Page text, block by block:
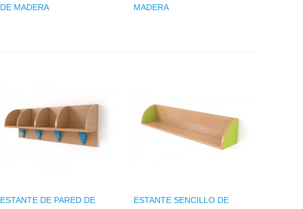
DE MADERA
MADERA
ESTANTE DE PARED DE
ESTANTE SENCILLO DE